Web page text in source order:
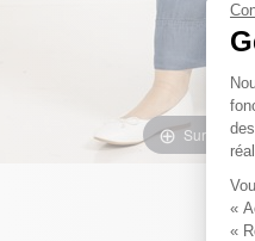
«
«
Survoler